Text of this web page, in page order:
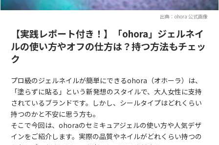
出典：ohora 公式画像
【実践レポート付き！】「ohora」ジェルネイ
ルの使い方やオフの仕方は？持つ方法もチェッ
ク
プロ級のジェルネイルが簡単にできるohora（オホーラ）は、
「塗らずに貼る」という新発想のスタイルで、大人女性に支持
されているブランドです。しかし、シールタイプはどれくらい
持つのかと不安に思う方も。
そこで今回は、ohoraのセミキュアジェルの使い方や人気デザ
インをご紹介します。実際の品質やネイルがどれくらい持つの